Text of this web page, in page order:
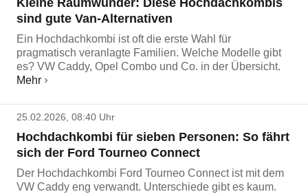
Kleine Raumwunder: Diese Hochdachkombis
sind gute Van-Alternativen
Ein Hochdachkombi ist oft die erste Wahl für
pragmatisch veranlagte Familien. Welche Modelle gibt
es? VW Caddy, Opel Combo und Co. in der Übersicht.
Mehr
25.02.2026, 08:40 Uhr
Hochdachkombi für sieben Personen: So fährt
sich der Ford Tourneo Connect
Der Hochdachkombi Ford Tourneo Connect ist mit dem
VW Caddy eng verwandt. Unterschiede gibt es kaum.